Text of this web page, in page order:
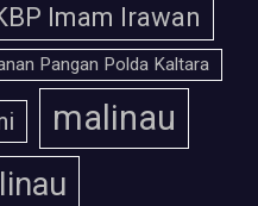
Imam Irawan
Pangan Polda Kaltara
malinau